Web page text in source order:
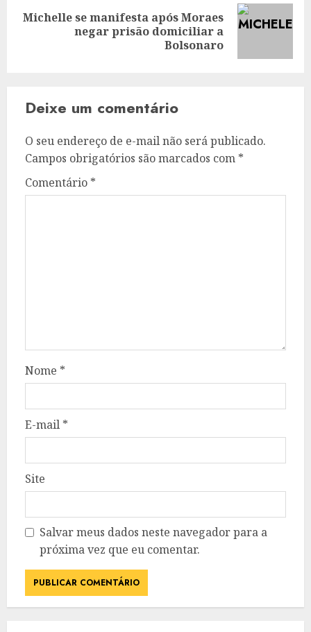
Next
Michelle se manifesta após Moraes
negar prisão domiciliar a
Bolsonaro
Deixe um comentário
O seu endereço de e-mail não será publicado.
Campos obrigatórios são marcados com *
Comentário *
Nome *
E-mail *
Site
Salvar meus dados neste navegador para a
próxima vez que eu comentar.